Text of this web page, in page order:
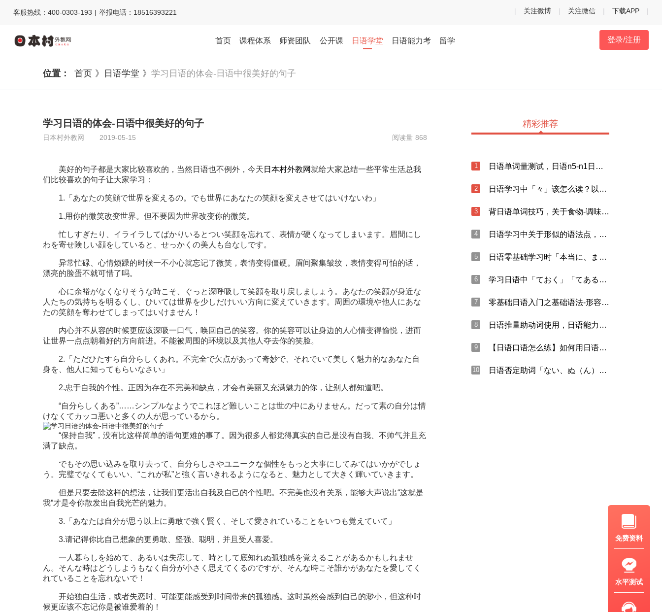
客服热线：400-0303-193 | 举报电话：18516393221 | 关注微博 | 关注微信 | 下载APP |
首页 课程体系 师资团队 公开课 日语学堂 日语能力考 留学 登录/注册
位置： 首页 》 日语学堂 》 学习日语的体会-日语中很美好的句子
学习日语的体会-日语中很美好的句子
日本村外教网 2019-05-15 阅读量 868
美好的句子都是大家比较喜欢的，当然日语也不例外，今天 日本村外教网 就给大家总结一些平常生活总我
们比较喜欢的句子让大家学习：
1.「あなたの笑顔で世界を変えるの。でも世界にあなたの笑顔を変えさせてはいけないわ」
1.用你的微笑改变世界。但不要因为世界改变你的微笑。
忙しすぎたり、イライラしてばかりいるとつい笑顔を忘れて、表情が硬くなってしまいます。眉間にし
わを寄せ険しい顔をしていると、せっかくの美人も台なしです。
异常忙碌、心情烦躁的时候一不小心就忘记了微笑，表情变得僵硬。眉间聚集皱纹，表情变得可怕的话，
漂亮的脸蛋不就可惜了吗。
心に余裕がなくなりそうな時こそ、ぐっと深呼吸して笑顔を取り戻しましょう。あなたの笑顔が身近な
人たちの気持ちを明るくし、ひいては世界を少しだけいい方向に変えていきます。周囲の環境や他人にあな
たの笑顔を奪わせてしまってはいけません！
内心并不从容的时候更应该深吸一口气，唤回自己的笑容。你的笑容可以让身边的人心情变得愉悦，进而
让世界一点点朝着好的方向前进。不能被周围的环境以及其他人夺去你的笑脸。
2.「ただひたすら自分らしくあれ。不完全で欠点があって奇妙で、それでいて美しく魅力的なあなた自
身を、他人に知ってもらいなさい」
2.忠于自我的个性。正因为存在不完美和缺点，才会有美丽又充满魅力的你，让别人都知道吧。
“自分らしくある”……シンプルなようでこれほど難しいことは世の中にありません。だって素の自分は情
けなくてカッコ悪いと多くの人が思っているから。
“保持自我”，没有比这样简单的语句更难的事了。因为很多人都觉得真实的自己是没有自我、不帅气并且充
满了缺点。
でもその思い込みを取り去って、自分らしさやユニークな個性をもっと大事にしてみてはいかがでしょ
う。完璧でなくてもいい、“これが私”と強く言いきれるようになると、魅力として大きく輝いていきます。
但是只要去除这样的想法，让我们更活出自我及自己的个性吧。不完美也没有关系，能够大声说出“这就是
我”才是令你散发出自我光芒的魅力。
3.「あなたは自分が思う以上に勇敢で強く賢く、そして愛されていることをいつも覚えていて」
3.请记得你比自己想象的更勇敢、坚强、聪明，并且受人喜爱。
一人暮らしを始めて、あるいは失恋して、時として底知れぬ孤独感を覚えることがあるかもしれませ
ん。そんな時はどうしようもなく自分が小さく思えてくるのですが、そんな時こそ誰かがあなたを愛してく
れていることを忘れないで！
开始独自生活，或者失恋时、可能更能感受到时间带来的孤独感。这时虽然会感到自己的渺小，但这种时
候更应该不忘记你是被谁爱着的！
精彩推荐
1 日语单词量测试，日语n5-n1日语单词打卡
2 日语学习中「々」该怎么读？以及日语输入方法
3 背日语单词技巧，关于食物-调味料的日语说法
4 日语学习中关于形似的语法点，你知道多少？
5 日语零基础学习时「本当に、まことに、実に」的用法
6 学习日语中「ておく」「てある」与「ている」的区别
7 零基础日语入门之基础语法-形容词谓语句
8 日语推量助动词使用，日语能力考中「まい」的总结
9 【日语口语怎么练】如何用日语口语表达“忘记”？
10 日语否定助词「ない、ぬ（ん）」的用法总结
免费资料
水平测试